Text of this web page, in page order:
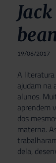
19/06/2017
A
ajudam na
alunos.
aprendem
dos
materna.
dela,